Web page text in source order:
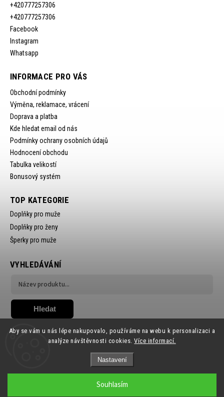
Aby se vám u nás lépe nakupovalo, používáme na webu k personalizaci a
analýze návštěvnosti cookies.Více informací.
Nastavení
Souhlasím
+420777257306
+420777257306
Facebook
Instagram
Whatsapp
INFORMACE PRO VÁS
Obchodní podmínky
Výměna, reklamace, vrácení
Doprava a platba
Kde hledat email od nás
Podmínky ochrany osobních údajů
Hodnocení obchodu
Tabulka velikostí
Bonusový systém
TOP KATEGORIE
Doplňky pro muže
Doplňky pro ženy
Šperky pro muže
VYHLEDÁVÁNÍ
Hledat
Ewena.CZ. Všechna práva vyhrazena.